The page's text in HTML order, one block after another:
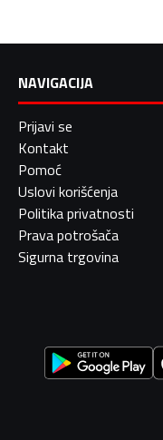
NAVIGACIJA
Prijavi se
Kontakt
Pomoć
Uslovi korišćenja
Politika privatnosti
Prava potrošača
Sigurna trgovina